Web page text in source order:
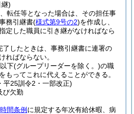
)
転任等となった場合は、その担任事
務引継書(様式第9号の2)を作成し、
定した職員に引き継がなければなら
了したときは、事務引継書に連署の
ればならない。
下(グループリーダーを除く。)の職
もってこれに代えることができる。
平25訓令2・一部改正)
び欠勤
間条例 に規定する年次有給休暇、病